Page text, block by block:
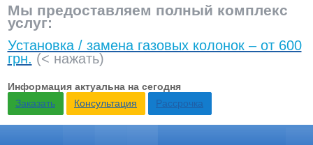
Мы предоставляем полный комплекс
услуг:
Установка / замена газовых колонок – от 600
грн. (< нажать)
Информация актуальна на сегодня
Заказать
Консультация Рассрочка